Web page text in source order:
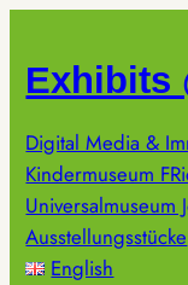
springen
Exhibits
Digital Media &
Kindermuseum
Universalmuseum
Ausstellungsstücke
English